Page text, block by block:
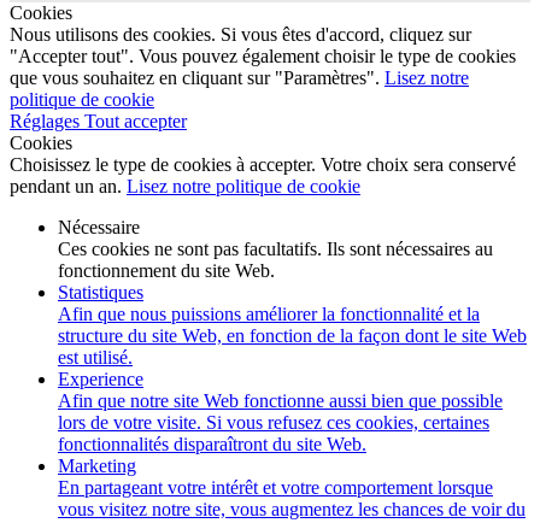
Cookies
Nous utilisons des cookies. Si vous êtes d'accord, cliquez sur
"Accepter tout". Vous pouvez également choisir le type de cookies
que vous souhaitez en cliquant sur "Paramètres". Lisez notre
politique de cookie
Réglages Tout accepter
Cookies
Choisissez le type de cookies à accepter. Votre choix sera conservé
pendant un an. Lisez notre politique de cookie
Nécessaire
Ces cookies ne sont pas facultatifs. Ils sont nécessaires au
fonctionnement du site Web.
Statistiques
Afin que nous puissions améliorer la fonctionnalité et la
structure du site Web, en fonction de la façon dont le site Web
est utilisé.
Experience
Afin que notre site Web fonctionne aussi bien que possible
lors de votre visite. Si vous refusez ces cookies, certaines
fonctionnalités disparaîtront du site Web.
Marketing
En partageant votre intérêt et votre comportement lorsque
vous visitez notre site, vous augmentez les chances de voir du